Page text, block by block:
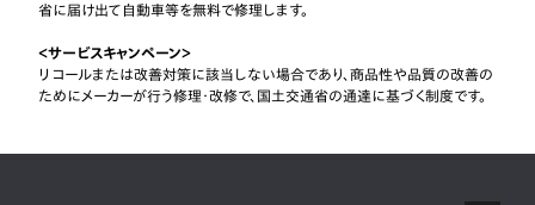
省に届け出て自動車等を無料で修理します。
＜サービスキャンペーン＞
リコールまたは改善対策に該当しない場合であり、商品性や品質の改善の
ためにメーカーが行う修理・改修で、国土交通省の通達に基づく制度です。